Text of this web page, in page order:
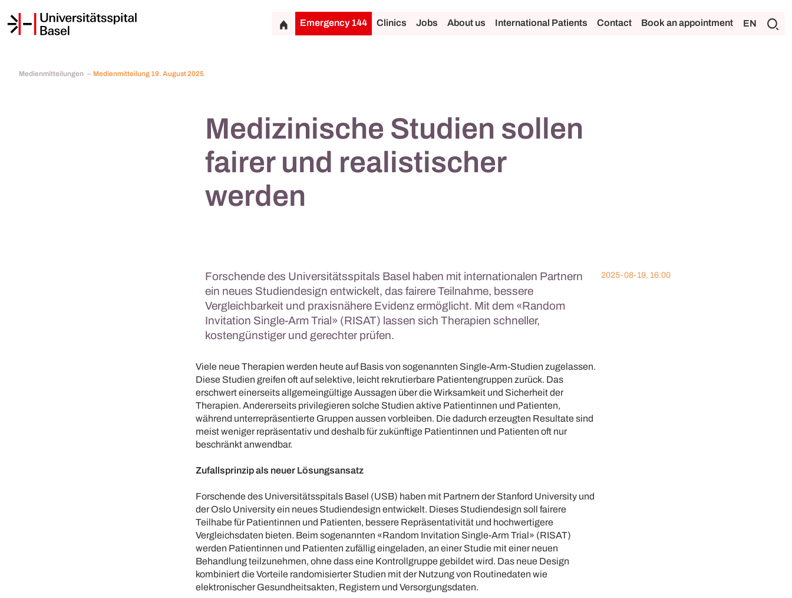
Emergency 144 Clinics Jobs About us International Patients Contact Book an appointment EN
Medienmitteilungen Medienmitteilung 19. August 2025
Medizinische Studien sollen
fairer und realistischer
werden
Forschende des Universitätsspitals Basel haben mit internationalen Partnern
ein neues Studiendesign entwickelt, das fairere Teilnahme, bessere
Vergleichbarkeit und praxisnähere Evidenz ermöglicht. Mit dem «Random
Invitation Single-Arm Trial» (RISAT) lassen sich Therapien schneller,
kostengünstiger und gerechter prüfen.
2025-08-19, 16:00
Viele neue Therapien werden heute auf Basis von sogenannten Single-Arm-Studien zugelassen.
Diese Studien greifen oft auf selektive, leicht rekrutierbare Patientengruppen zurück. Das
erschwert einerseits allgemeingültige Aussagen über die Wirksamkeit und Sicherheit der
Therapien. Andererseits privilegieren solche Studien aktive Patientinnen und Patienten,
während unterrepräsentierte Gruppen aussen vorbleiben. Die dadurch erzeugten Resultate sind
meist weniger repräsentativ und deshalb für zukünftige Patientinnen und Patienten oft nur
beschränkt anwendbar.
Zufallsprinzip als neuer Lösungsansatz
Forschende des Universitätsspitals Basel (USB) haben mit Partnern der Stanford University und
der Oslo University ein neues Studiendesign entwickelt. Dieses Studiendesign soll fairere
Teilhabe für Patientinnen und Patienten, bessere Repräsentativität und hochwertigere
Vergleichsdaten bieten. Beim sogenannten «Random Invitation Single-Arm Trial» (RISAT)
werden Patientinnen und Patienten zufällig eingeladen, an einer Studie mit einer neuen
Behandlung teilzunehmen, ohne dass eine Kontrollgruppe gebildet wird. Das neue Design
kombiniert die Vorteile randomisierter Studien mit der Nutzung von Routinedaten wie
elektronischer Gesundheitsakten, Registern und Versorgungsdaten.